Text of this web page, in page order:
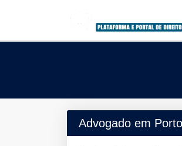
Advogado em